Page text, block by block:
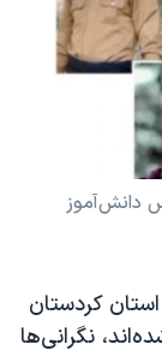
دانش‌آموز
کردستان
نگرانی‌ها